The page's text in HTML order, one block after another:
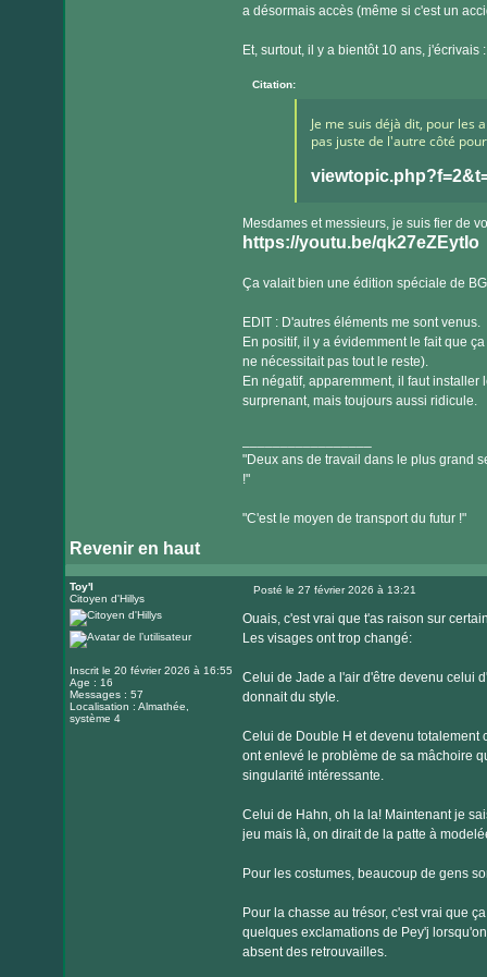
a désormais accès (même si c'est un
Et, surtout, il y a bientôt 10 ans, j'écrivais :
Citation:
Je me suis déjà dit, pour les
pas juste de l'autre côté
Mesdames et messieurs, je suis fier de
https://youtu.be/qk27eZEytIo
Ça valait bien une édition spéciale de
EDIT : D'autres éléments me sont venus.
En positif, il y a évidemment le fait que
ne nécessitait pas tout le reste).
En négatif, apparemment, il faut
surprenant, mais toujours aussi ridicule.
"Deux ans de travail dans le plus grand
!"
"C'est le moyen de transport du futur !"
Revenir en haut
Toy'l
Citoyen d'Hillys
Inscrit le 20 février 2026 à 16:55
Age : 16
Messages : 57
Localisation : Almathée,
système 4
Posté le 27 février 2026 à 13:21
Ouais, c'est vrai que t'as raison sur
Les visages ont trop changé:
Celui de Jade a l'air d'être devenu celui
donnait du style.
Celui de Double H et devenu totalement
ont enlevé le problème de sa mâchoire
singularité intéressante.
Celui de Hahn, oh la la! Maintenant je
jeu mais là, on dirait de la patte à
Pour les costumes, beaucoup de gens
Pour la chasse au trésor, c'est vrai que
quelques exclamations de Pey'j
absent des retrouvailles.